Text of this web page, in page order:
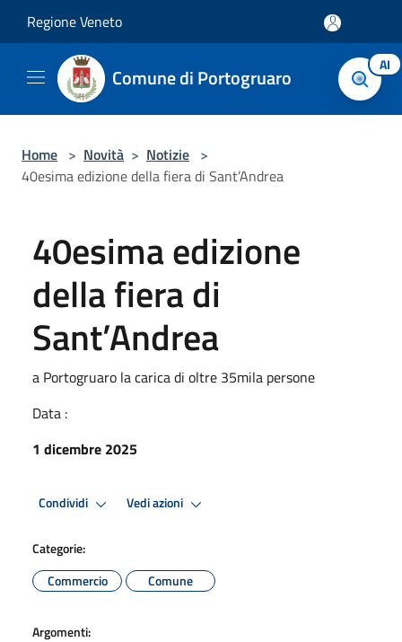
Regione Veneto
Comune di Portogruaro AI
Home > Novità > Notizie >
40esima edizione della fiera di Sant’Andrea
40esima edizione
della fiera di
Sant’Andrea
a Portogruaro la carica di oltre 35mila persone
Data :
1 dicembre 2025
Condividi Vedi azioni
Categorie:
Commercio
Comune
Argomenti: